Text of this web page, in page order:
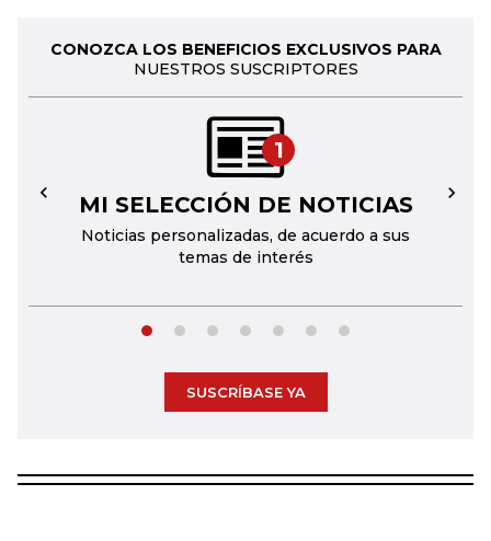
CONOZCA LOS BENEFICIOS EXCLUSIVOS PARA
NUESTROS SUSCRIPTORES
1
MI SELECCIÓN DE NOTICIAS
Noticias personalizadas, de acuerdo a sus
temas de interés
← →
SUSCRÍBASE YA